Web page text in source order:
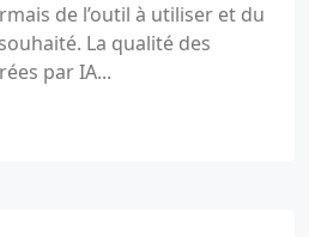
de l’outil à utiliser et du
La qualité des
par IA...